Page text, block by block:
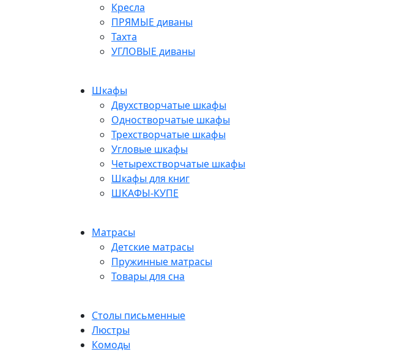
Кресла
ПРЯМЫЕ диваны
Тахта
УГЛОВЫЕ диваны
Шкафы
Двухстворчатые шкафы
Одностворчатые шкафы
Трехстворчатые шкафы
Угловые шкафы
Четырехстворчатые шкафы
Шкафы для книг
ШКАФЫ-КУПЕ
Матрасы
Детские матрасы
Пружинные матрасы
Товары для сна
Столы письменные
Люстры
Комоды